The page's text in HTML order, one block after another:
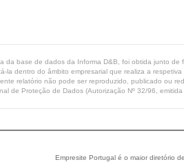
da base de dados da Informa D&B, foi obtida junto
la dentro do âmbito empresarial que realiza a
relatório não pode ser reproduzido, publicado ou
de Proteção de Dados (Autorização Nº 32/96, emitida
Empresite Portugal é o maior diretório